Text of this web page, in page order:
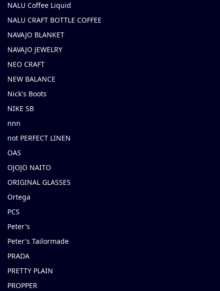
NALU Coffee Liquid
NALU CRAFT BOTTLE COFFEE
NAVAJO BLANKET
NAVAJO JEWELRY
NEO CRAFT
NEW BALANCE
Nick's Boots
NIKE SB
nnn
not PERFECT LINEN
OAS
OJOJO NAITO
ORIGINAL GLASSES
Ortega
PCS
Peter's
Peter's Tailormade
PRADA
PRETTY PLAIN
PROPPER